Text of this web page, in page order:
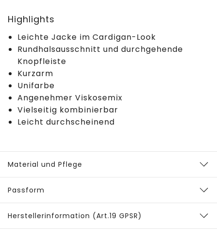
Highlights
Leichte Jacke im Cardigan-Look
Rundhalsausschnitt und durchgehende
Knopfleiste
Kurzarm
Unifarbe
Angenehmer Viskosemix
Vielseitig kombinierbar
Leicht durchscheinend
Material und Pflege
Passform
Herstellerinformation (Art.19 GPSR)